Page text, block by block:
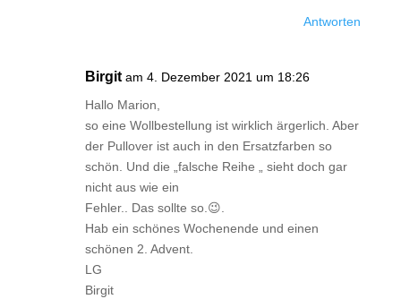
Antworten
Birgit am 4. Dezember 2021 um 18:26
Hallo Marion,
so eine Wollbestellung ist wirklich ärgerlich. Aber
der Pullover ist auch in den Ersatzfarben so
schön. Und die „falsche Reihe „ sieht doch gar
nicht aus wie ein
Fehler.. Das sollte so.😉.
Hab ein schönes Wochenende und einen
schönen 2. Advent.
LG
Birgit